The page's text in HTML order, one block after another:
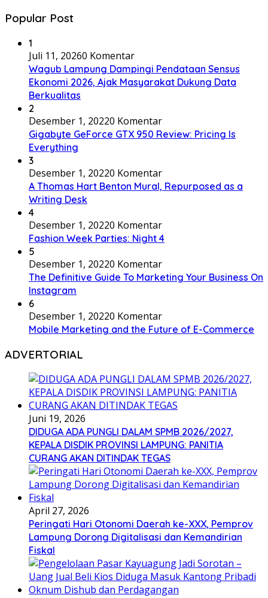
Popular Post
1
Juli 11, 20260 Komentar
Wagub Lampung Dampingi Pendataan Sensus
Ekonomi 2026, Ajak Masyarakat Dukung Data
Berkualitas
2
Desember 1, 20220 Komentar
Gigabyte GeForce GTX 950 Review: Pricing Is
Everything
3
Desember 1, 20220 Komentar
A Thomas Hart Benton Mural, Repurposed as a
Writing Desk
4
Desember 1, 20220 Komentar
Fashion Week Parties: Night 4
5
Desember 1, 20220 Komentar
The Definitive Guide To Marketing Your Business On
Instagram
6
Desember 1, 20220 Komentar
Mobile Marketing and the Future of E-Commerce
ADVERTORIAL
Juni 19, 2026
DIDUGA ADA PUNGLI DALAM SPMB 2026/2027,
KEPALA DISDIK PROVINSI LAMPUNG: PANITIA
CURANG AKAN DITINDAK TEGAS
April 27, 2026
Peringati Hari Otonomi Daerah ke-XXX, Pemprov
Lampung Dorong Digitalisasi dan Kemandirian
Fiskal